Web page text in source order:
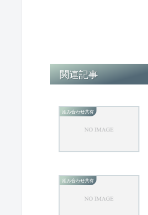
関連記事
組み合わせ共有
組み合わせ共有